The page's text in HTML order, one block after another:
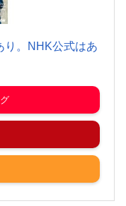
り。NHK公式はあ